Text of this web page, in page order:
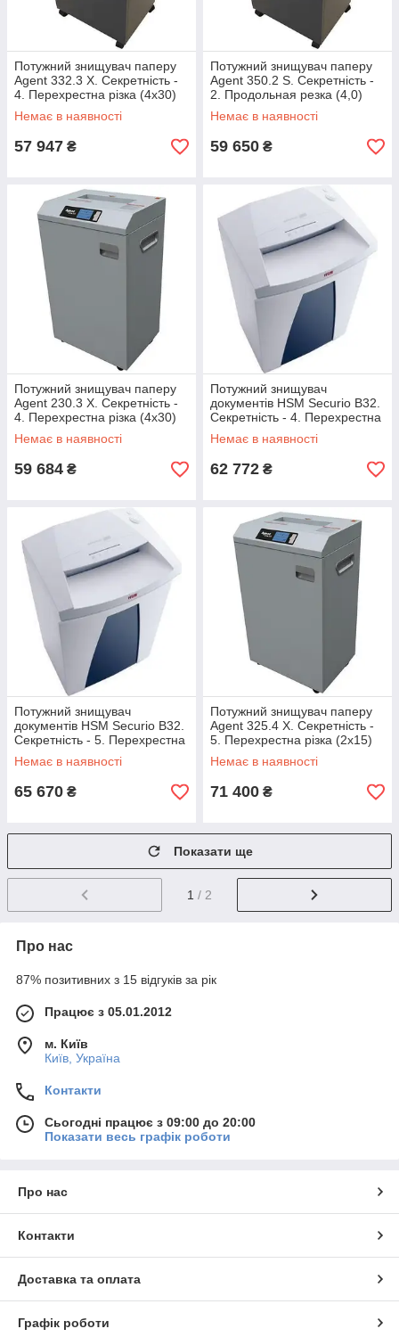
Потужний знищувач паперу
Agent 332.3 X. Секретність -
4. Перехрестна різка (4х30)
Немає в наявності
57 947 ₴
Потужний знищувач паперу
Agent 350.2 S. Секретність -
2. Продольная резка (4,0)
Немає в наявності
59 650 ₴
Потужний знищувач паперу
Agent 230.3 X. Секретність -
4. Перехрестна різка (4х30)
Немає в наявності
59 684 ₴
Потужний знищувач
документів HSM Securio B32.
Секретність - 4. Перехрестна
різка (4,5х30)
Немає в наявності
62 772 ₴
Потужний знищувач
документів HSM Securio B32.
Секретність - 5. Перехрестна
різка (1.9х15)
Немає в наявності
65 670 ₴
Потужний знищувач паперу
Agent 325.4 X. Секретність -
5. Перехрестна різка (2х15)
Немає в наявності
71 400 ₴
Показати ще
1 / 2
Про нас
87% позитивних з 15 відгуків за рік
Працює з 05.01.2012
м. Київ
Київ, Україна
Контакти
Сьогодні працює з 09:00 до 20:00
Показати весь графік роботи
Про нас
Контакти
Доставка та оплата
Графік роботи